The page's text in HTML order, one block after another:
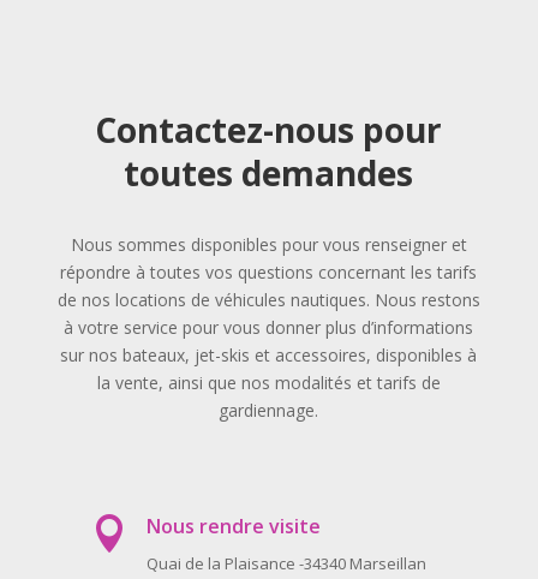
Contactez-nous pour
toutes demandes
Nous sommes disponibles pour vous renseigner et
répondre à toutes vos questions concernant les tarifs
de nos locations de véhicules nautiques. Nous restons
à votre service pour vous donner plus d’informations
sur nos bateaux, jet-skis et accessoires, disponibles à
la vente, ainsi que nos modalités et tarifs de
gardiennage.
 Nous rendre visite
Quai de la Plaisance -34340 Marseillan